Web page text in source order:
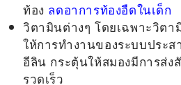
ท้อง ลดอาการท้องอืดในเด็ก
วิตามินต่างๆ โดยเฉพาะวิต
ให้การทำงานของระบบประ
อีลิน กระตุ้นให้สมองมีการส่
รวดเร็ว